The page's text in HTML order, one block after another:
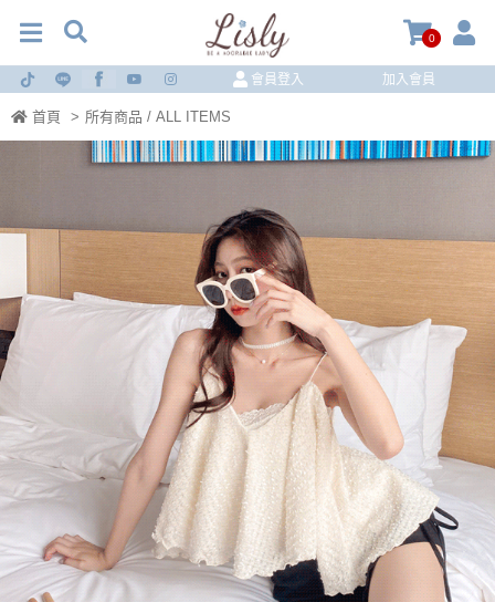
0
會員登入 加入會員
首頁 > 所有商品 / ALL ITEMS